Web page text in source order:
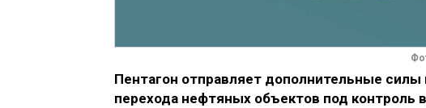
Пентагон отправляет дополнительные
перехода нефтяных объектов под контроль